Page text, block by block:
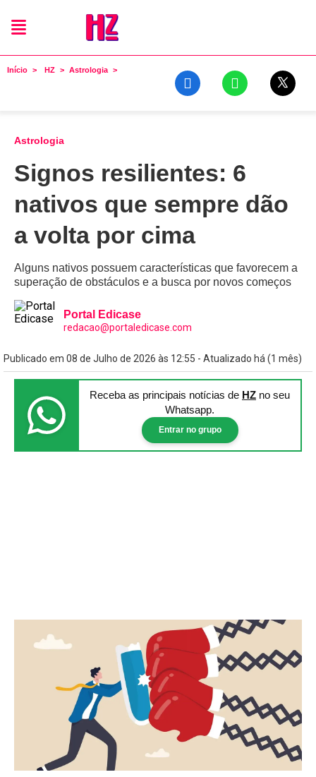
Início HZ Astrologia
Astrologia
Signos resilientes: 6
nativos que sempre dão
a volta por cima
Alguns nativos possuem características que favorecem a
superação de obstáculos e a busca por novos começos
Portal Edicase
redacao@portaledicase.com
Publicado em 08 de Julho de 2026 às 12:55 - Atualizado há (1 mês)
Receba as principais notícias de HZ no seu
Whatsapp.
Entrar no grupo